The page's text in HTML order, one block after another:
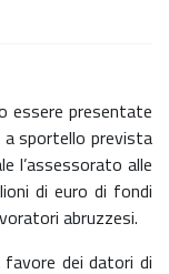
essere presentate
a sportello prevista
l’assessorato alle
di euro di fondi
abruzzesi.
dei datori di